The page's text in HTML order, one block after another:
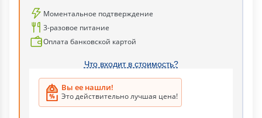
Моментальное подтверждение
3-разовое питание
Оплата банковской картой
Что входит в стоимость?
Вы ее нашли!
Это действительно лучшая цена!